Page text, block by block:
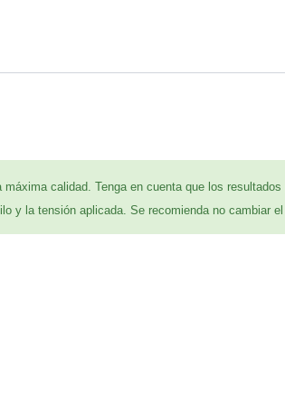
calidad. Tenga en cuenta que los
y la tensión aplicada. Se recomienda no cambiar